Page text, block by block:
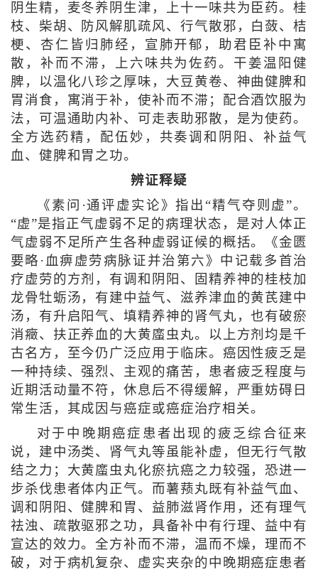
阴生精，麦冬养阴生津，上十一味共为臣药。桂
枝、柴胡、防风解肌疏风、行气散邪，白蔹、桔
梗、杏仁皆归肺经，宣肺开郁，助君臣补中寓
散，补而不滞，上六味共为佐药。干姜温阳健
脾，以温化八珍之厚味，大豆黄卷、神曲健脾和
胃消食，寓消于补，使补而不滞；配合酒饮服为
法，可温通助内补、可走表助邪散，是为使药。
全方选药精，配伍妙，共奏调和阴阳、补益气
血、健脾和胃之功。
辨证释疑
《素问·通评虚实论》指出“精气夺则虚”。
“虚”是指正气虚弱不足的病理状态，是对人体正
气虚弱不足所产生各种虚弱证候的概括。《金匮
要略·血痹虚劳病脉证并治第六》中记载多首治
疗虚劳的方剂，有调和阴阳、固精养神的桂枝加
龙骨牡蛎汤，有建中益气、滋养津血的黄芪建中
汤，有升启阳气、填精养神的肾气丸，也有破瘀
消癥、扶正养血的大黄䗪虫丸。以上方剂均是千
古名方，至今仍广泛应用于临床。癌因性疲乏是
一种持续、强烈、主观的痛苦，患者疲乏程度与
近期活动量不符，休息后不得缓解，严重妨碍日
常生活，其成因与癌症或癌症治疗相关。
对于中晚期癌症患者出现的疲乏综合征来
说，建中汤类、肾气丸等虽能补虚，但无行气散
结之力；大黄䗪虫丸化瘀抗癌之力较强，恐进一
步杀伐患者体内正气。而薯蓣丸既有补益气血、
调和阴阳、健脾和胃、益肺滋肾作用，还有理气
祛浊、疏散驱邪之功，具备补中有行理、益中有
宣达的效力。全方补而不滞，温而不燥，理而不
破，对于病机复杂、虚实夹杂的中晚期癌症患者